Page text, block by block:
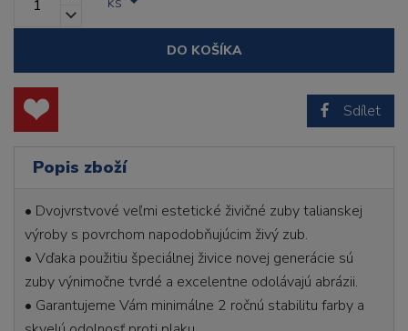
DO KOŠÍKA
Sdílet
Popis zboží
• Dvojvrstvové veľmi estetické živičné zuby talianskej
výroby s povrchom napodobňujúcim živý zub.
• Vďaka použitiu špeciálnej živice novej generácie sú
zuby výnimočne tvrdé a excelentne odolávajú abrázii.
• Garantujeme Vám minimálne 2 ročnú stabilitu farby a